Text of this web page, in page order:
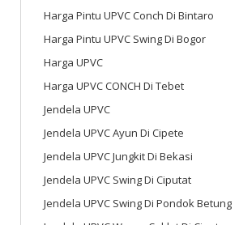
Harga Pintu UPVC Conch Di Bintaro
Harga Pintu UPVC Swing Di Bogor
Harga UPVC
Harga UPVC CONCH Di Tebet
Jendela UPVC
Jendela UPVC Ayun Di Cipete
Jendela UPVC Jungkit Di Bekasi
Jendela UPVC Swing Di Ciputat
Jendela UPVC Swing Di Pondok Betung